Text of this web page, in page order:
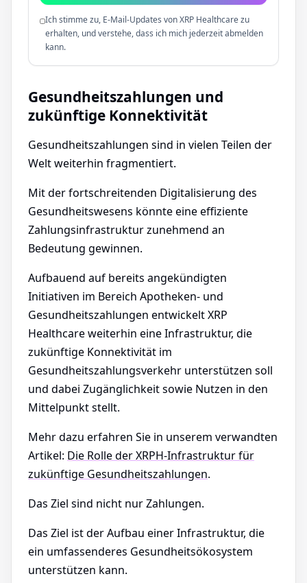
Ich stimme zu, E-Mail-Updates von XRP Healthcare zu
erhalten, und verstehe, dass ich mich jederzeit abmelden
kann.
Gesundheitszahlungen und
zukünftige Konnektivität
Gesundheitszahlungen sind in vielen Teilen der
Welt weiterhin fragmentiert.
Mit der fortschreitenden Digitalisierung des
Gesundheitswesens könnte eine effiziente
Zahlungsinfrastruktur zunehmend an
Bedeutung gewinnen.
Aufbauend auf bereits angekündigten
Initiativen im Bereich Apotheken- und
Gesundheitszahlungen entwickelt XRP
Healthcare weiterhin eine Infrastruktur, die
zukünftige Konnektivität im
Gesundheitszahlungsverkehr unterstützen soll
und dabei Zugänglichkeit sowie Nutzen in den
Mittelpunkt stellt.
Mehr dazu erfahren Sie in unserem verwandten
Artikel: Die Rolle der XRPH-Infrastruktur für
zukünftige Gesundheitszahlungen.
Das Ziel sind nicht nur Zahlungen.
Das Ziel ist der Aufbau einer Infrastruktur, die
ein umfassenderes Gesundheitsökosystem
unterstützen kann.